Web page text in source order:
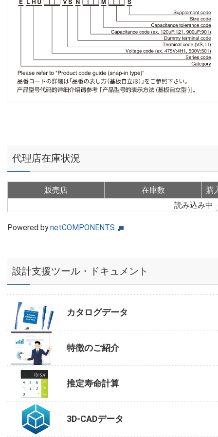
代理店在庫状況
販売店 在庫数
購
読み込み中
Powered bynetCOMPONENTS
設計支援ツール・ドキュメント
カタログデータ
特徴のご紹介
推定寿命計算
3D-CADデータ